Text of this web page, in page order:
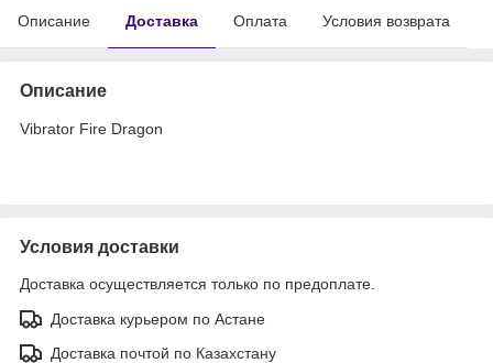
Описание Доставка Оплата Условия возврата
Описание
Vibrator Fire Dragon
Условия доставки
Доставка осуществляется только по предоплате.
Доставка курьером по Астане
Доставка почтой по Казахстану